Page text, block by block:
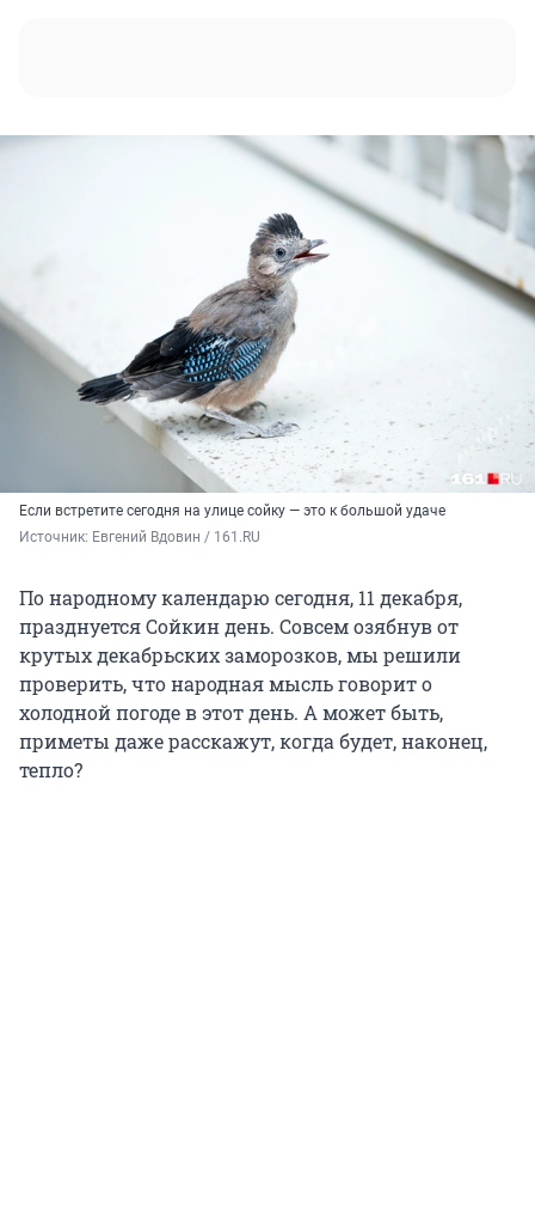
Если встретите сегодня на улице сойку — это к большой удаче
Источник: Евгений Вдовин / 161.RU
По народному календарю сегодня, 11 декабря,
празднуется Сойкин день. Совсем озябнув от
крутых декабрьских заморозков, мы решили
проверить, что народная мысль говорит о
холодной погоде в этот день. А может быть,
приметы даже расскажут, когда будет, наконец,
тепло?